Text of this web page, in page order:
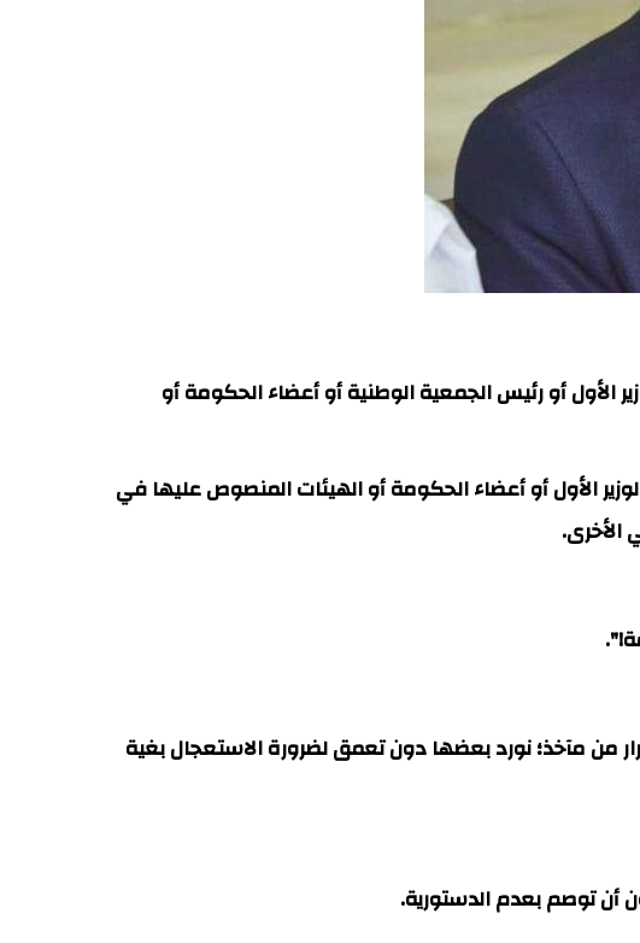
الأول أو رئيس الجمعية الوطنية أو أعضاء الحكومة أو
الأول أو أعضاء الحكومة أو الهيئات المنصوص عليها في
من مآخذ؛ نورد بعضها دون تعمق لضرورة الاستعجال بغية
توصم بعدم الدستورية.